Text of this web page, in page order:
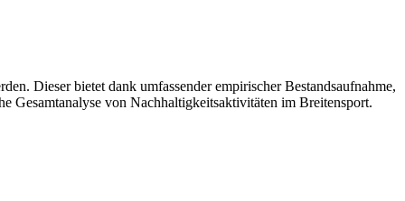
Dieser bietet dank umfassender empirischer Bestandsaufnahme,
Gesamtanalyse von Nachhaltigkeitsaktivitäten im Breitensport.